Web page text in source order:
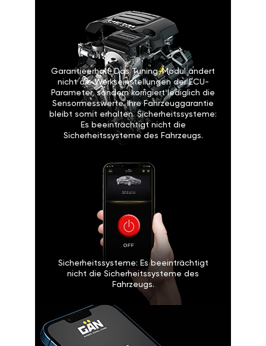
Garantieerhalt: Das Tuning-Modul ändert
nicht die Werkseinstellungen der ECU-
Parameter, sondern korrigiert lediglich die
Sensormesswerte. Ihre Fahrzeuggarantie
bleibt somit erhalten. Sicherheitssysteme:
Es beeinträchtigt nicht die
Sicherheitssysteme des Fahrzeugs.
Sicherheitssysteme: Es beeinträchtigt
nicht die Sicherheitssysteme des
Fahrzeugs.